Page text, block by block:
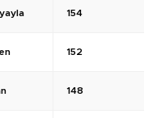
154
152
148